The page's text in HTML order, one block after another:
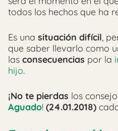
todos los hechos que ha
Es una situación difícil,
que saber llevarlo como
las consecuencias por la
hijo.
¡No te pierdas los
Aguado! (24.01.2018)